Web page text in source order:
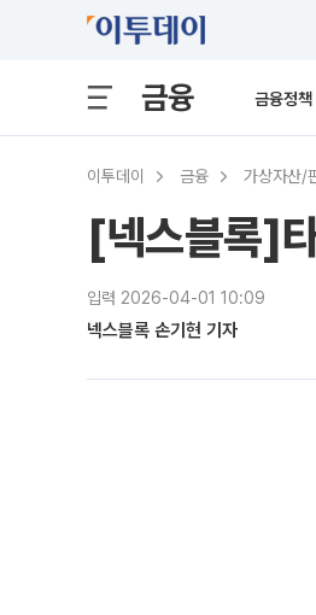
금융 금융정책
이투데이 금융 가상자산/
[넥스블록]
입력 2026-04-01 10:09
넥스블록 손기현 기자